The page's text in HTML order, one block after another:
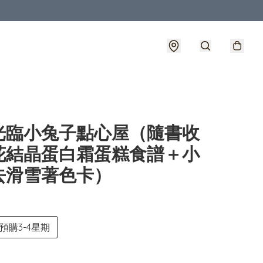
臨小兔子點心屋（隨書收
結晶蛋白霜蛋糕食譜＋小
雪著色卡）
預購3-4星期